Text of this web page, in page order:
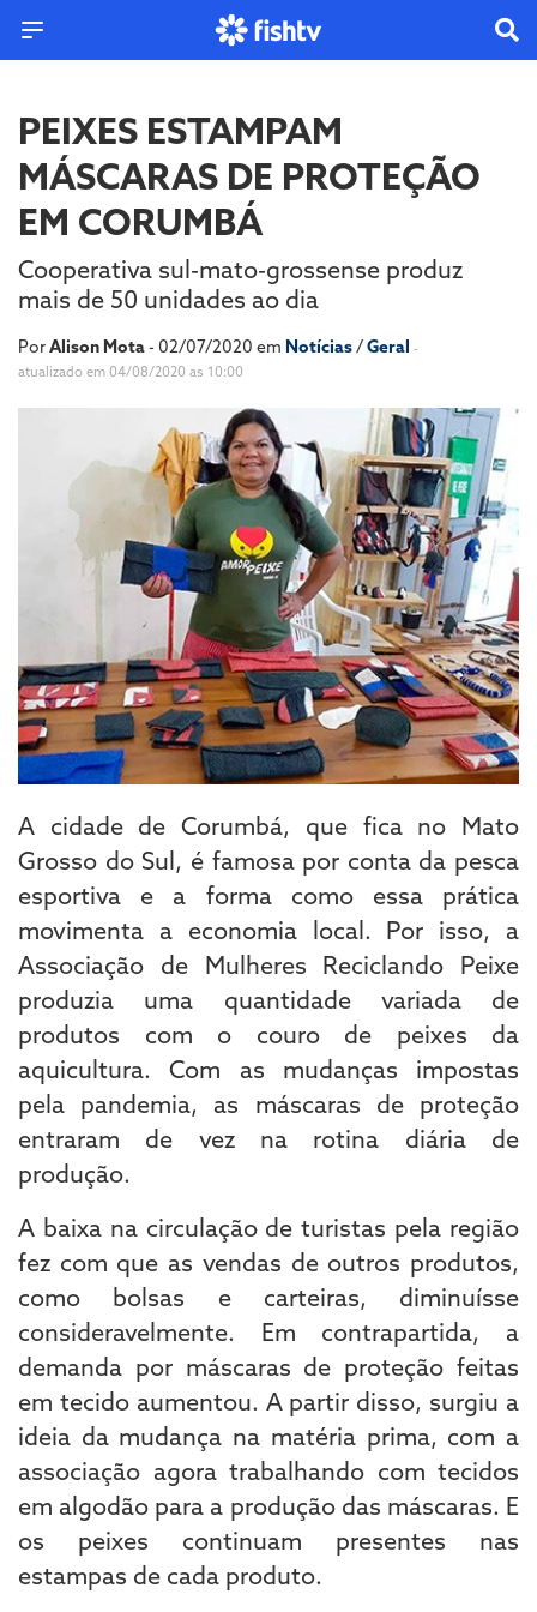
PEIXES ESTAMPAM
MÁSCARAS DE PROTEÇÃO
EM CORUMBÁ
Cooperativa sul-mato-grossense produz
mais de 50 unidades ao dia
PorAlison Mota- 02/07/2020 em Notícias/Geral -
atualizado em 04/08/2020 as 10:00
A cidade de Corumbá, que fica no Mato
Grosso do Sul, é famosa por conta da pesca
esportiva e a forma como essa prática
movimenta a economia local. Por isso, a
Associação de Mulheres Reciclando Peixe
produzia uma quantidade variada de
produtos com o couro de peixes da
aquicultura. Com as mudanças impostas
pela pandemia, as máscaras de proteção
entraram de vez na rotina diária de
produção.
A baixa na circulação de turistas pela região
fez com que as vendas de outros produtos,
como bolsas e carteiras, diminuísse
consideravelmente. Em contrapartida, a
demanda por máscaras de proteção feitas
em tecido aumentou. A partir disso, surgiu a
ideia da mudança na matéria prima, com a
associação agora trabalhando com tecidos
em algodão para a produção das máscaras. E
os peixes continuam presentes nas
estampas de cada produto.